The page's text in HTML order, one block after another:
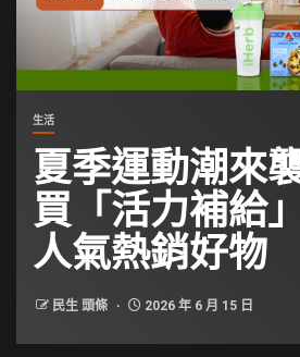
生活
夏季運動潮來
買「活力補給
人氣熱銷好物
民生 頭條 2026 年 6 月 15 日